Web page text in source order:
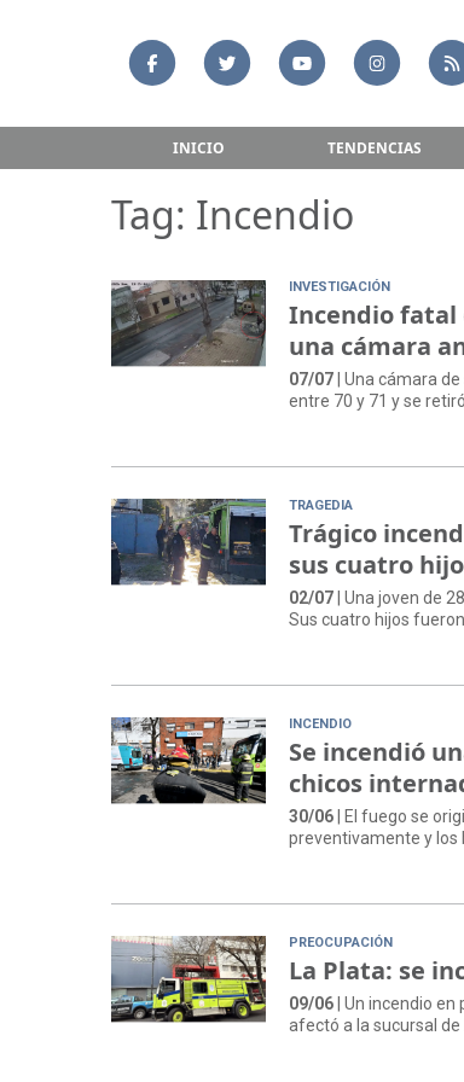
INICIO TENDENCIAS
Tag: Incendio
INVESTIGACIÓN
Incendio fatal
una cámara
07/07 | Una cámara
entre 70 y 71 y se
TRAGEDIA
Trágico
sus cuatro
02/07 | Una joven de
Sus cuatro hijos
INCENDIO
Se incendió
chicos
30/06 | El fuego se
preventivamente y los
PREOCUPACIÓN
La Plata: se
09/06 | Un incendio
afectó a la sucursal de